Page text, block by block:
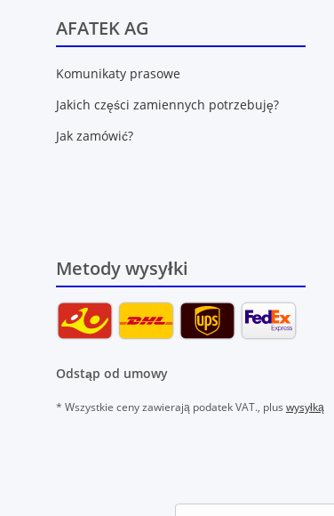
AFATEK AG
Komunikaty prasowe
Jakich części zamiennych potrzebuję?
Jak zamówić?
Metody wysyłki
Odstąp od umowy
* Wszystkie ceny zawierają podatek VAT., plus wysyłką